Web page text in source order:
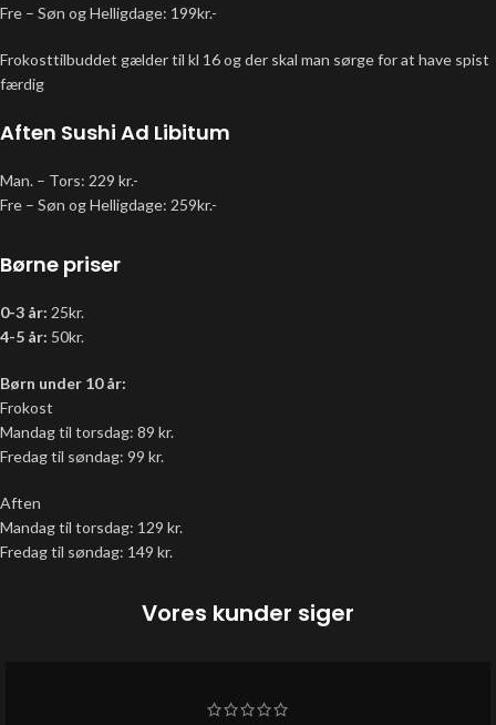
Fre – Søn og Helligdage: 199kr.-
Frokosttilbuddet gælder til kl 16 og der skal man sørge for at have spist
færdig
Aften Sushi Ad Libitum
Man. – Tors: 229 kr.-
Fre – Søn og Helligdage: 259kr.-
Børne priser
0-3 år: 25kr.
4-5 år: 50kr.
Børn under 10 år:
Frokost
Mandag til torsdag: 89 kr.
Fredag til søndag: 99 kr.
Aften
Mandag til torsdag: 129 kr.
Fredag til søndag: 149 kr.
Vores kunder siger